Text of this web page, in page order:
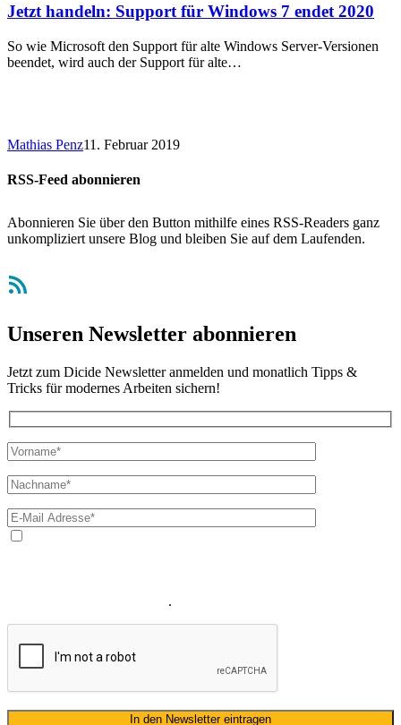
Jetzt handeln: Support für Windows 7 endet 2020
So wie Microsoft den Support für alte Windows Server-Versionen
beendet, wird auch der Support für alte…
Mathias Penz11. Februar 2019
RSS-Feed abonnieren
Abonnieren Sie über den Button mithilfe eines RSS-Readers ganz
unkompliziert unsere Blog und bleiben Sie auf dem Laufenden.
RSS-Feed
Unseren Newsletter abonnieren
Jetzt zum Dicide Newsletter anmelden und monatlich Tipps &
Tricks für modernes Arbeiten sichern!
.